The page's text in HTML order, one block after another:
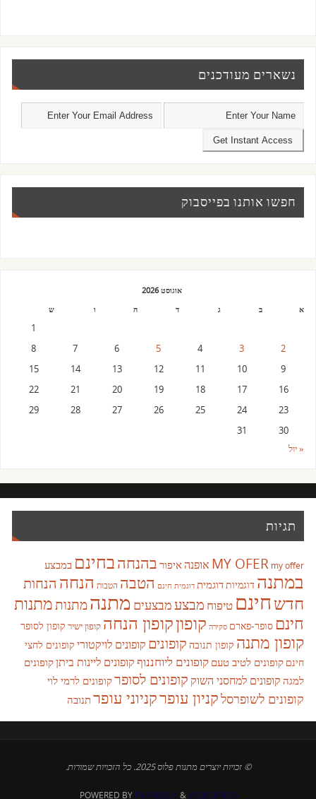
נשארים מעודכנים
חפשו אותנו בפייסבוק
אוגוסט 2026
א
ב ג ד ה ו ש
1
2
3
4
5
6
7
8
9
10
11
12
13
14
15
16
17
18
19
20
21
22
23
24
25
26
27
28
29
30
31
« יול
תגיות
MY OFER my offer אופנהאיפור בהנחהבחינם במבצע
במתנה דוגמיותדוגמית דוגמית חינם הטבה הטבות הנחה הנחות
חדשחינם טיפוח מבצעמבצעים מתנהמתנותמתנות
חינם סופר-פארם סקירה קופוןקופון הנחה קופון ישיר קופון לסופר
קופון מתנה קופון תנובה קופונים קופונים לויקטורי קופונים לחצי
חינם קופונים לטיב טעם קופונים ליוחננוףקופונים ליינות ביתןקופונים
למגה קופונים למחסני השוק קופונים לסופרקופונים לרמי לוי
קופונים לשופרסלקניון עופרקניוני עופרתנובה
© זכויות יוצרים מתנות פלוס 2025. כל הזכויות שמורות.
POWERED BY PARABOLA&WORDPRESS.